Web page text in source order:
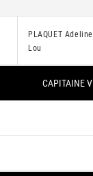
PLAQUET
Lou
CAPITAINE